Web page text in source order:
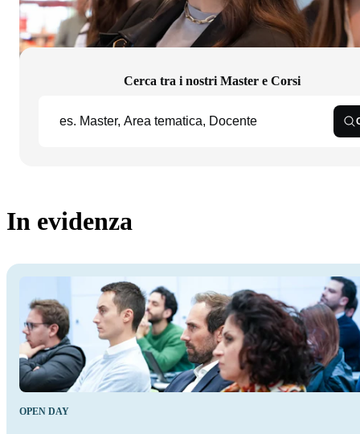
Cerca tra i nostri Master e Corsi
In evidenza
OPEN DAY